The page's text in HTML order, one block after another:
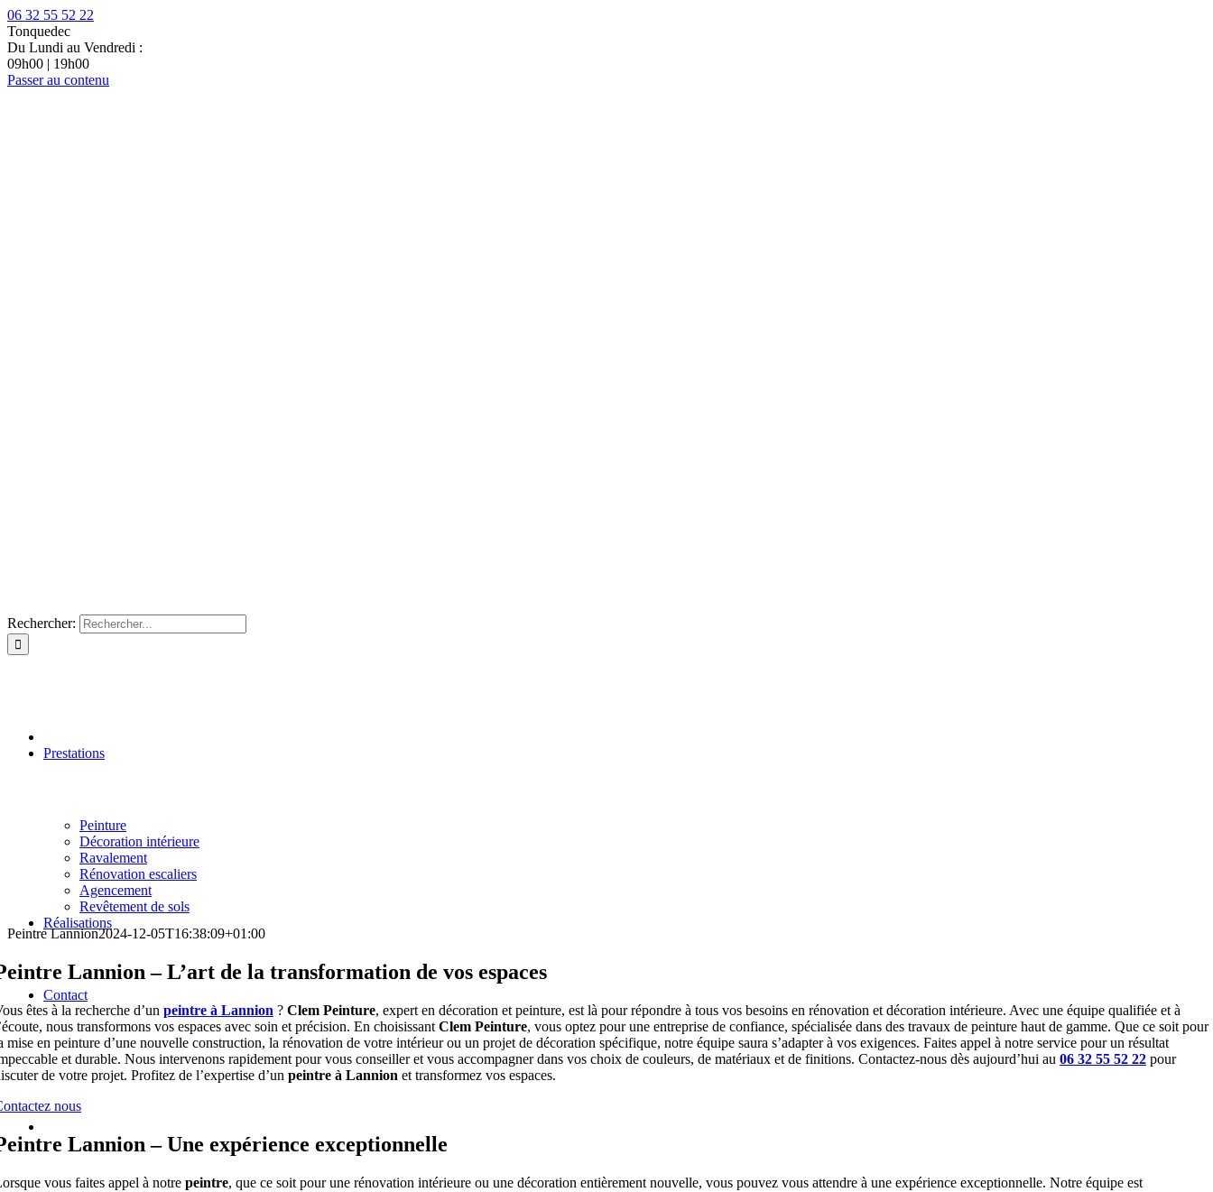
06 32 55 52 22
Tonquedec
Du Lundi au Vendredi :
09h00 | 19h00
Passer au contenu
Rechercher:
Prestations
Peinture
Décoration intérieure
Ravalement
Rénovation escaliers
Agencement
Revêtement de sols
Réalisations
Contact
Peintre Lannion2024-12-05T16:38:09+01:00
Lannion – L’art de la transformation de vos espaces
êtes à la recherche d’un peintre à Lannion ? Clem Peinture, expert en décoration et peinture, est là pour répondre à tous vos besoins en rénovation et décoration intérieure. Avec une équipe qualifiée et à
nous transformons vos espaces avec soin et précision. En choisissant Clem Peinture, vous optez pour une entreprise de confiance, spécialisée dans des travaux de peinture haut de gamme. Que ce soit pour
mise en peinture d’une nouvelle construction, la rénovation de votre intérieur ou un projet de décoration spécifique, notre équipe saura s’adapter à vos exigences. Faites appel à notre service pour un résultat
et durable. Nous intervenons rapidement pour vous conseiller et vous accompagner dans vos choix de couleurs, de matériaux et de finitions. Contactez-nous dès aujourd’hui au 06 32 55 52 22 pour
de votre projet. Profitez de l’expertise d’un peintre à Lannion et transformez vos espaces.
nous
Lannion – Une expérience exceptionnelle
vous faites appel à notre peintre, que ce soit pour une rénovation intérieure ou une décoration entièrement nouvelle, vous pouvez vous attendre à une expérience exceptionnelle. Notre équipe est